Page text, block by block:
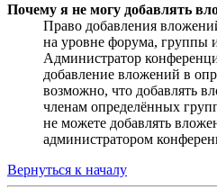
Почему я не могу добавлять
Право добавления
на уровне форума, группы
Администратор
добавление вложений в
возможно, что добавлять
членам определённых
не можете добавлять
администратором
Вернуться к началу